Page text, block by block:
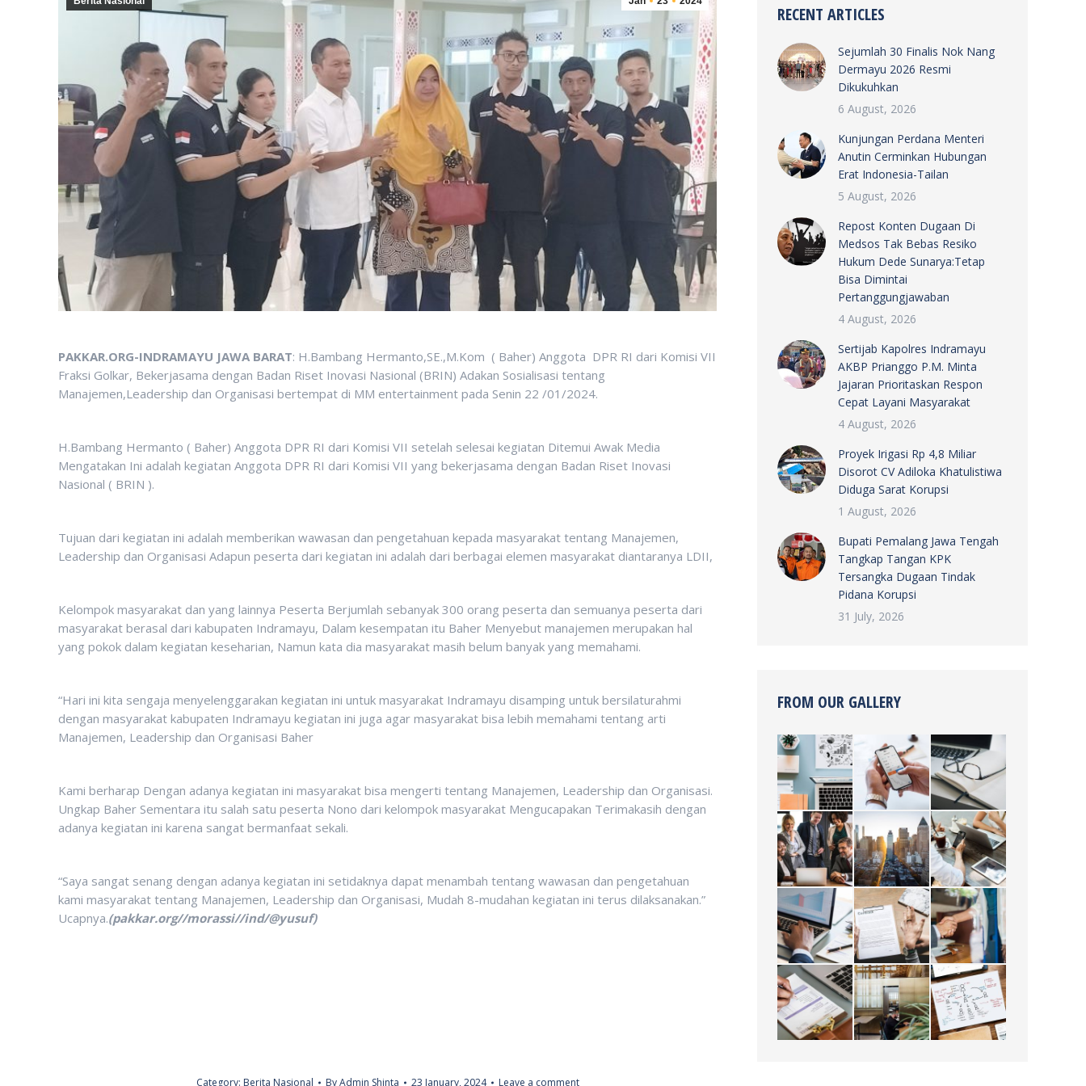
PAKKAR.ORG-INDRAMAYU JAWA BARAT: H.Bambang Hermanto,SE.,M.Kom ( Baher) Anggota DPR RI dari Komisi VII
Fraksi Golkar, Bekerjasama dengan Badan Riset Inovasi Nasional (BRIN) Adakan Sosialisasi tentang
Manajemen,Leadership dan Organisasi bertempat di MM entertainment pada Senin 22 /01/2024.
H.Bambang Hermanto ( Baher) Anggota DPR RI dari Komisi VII setelah selesai kegiatan Ditemui Awak Media
Mengatakan Ini adalah kegiatan Anggota DPR RI dari Komisi VII yang bekerjasama dengan Badan Riset Inovasi
Nasional ( BRIN ).
Tujuan dari kegiatan ini adalah memberikan wawasan dan pengetahuan kepada masyarakat tentang Manajemen,
Leadership dan Organisasi Adapun peserta dari kegiatan ini adalah dari berbagai elemen masyarakat diantaranya LDII,
Kelompok masyarakat dan yang lainnya Peserta Berjumlah sebanyak 300 orang peserta dan semuanya peserta dari
masyarakat berasal dari kabupaten Indramayu, Dalam kesempatan itu Baher Menyebut manajemen merupakan hal
yang pokok dalam kegiatan keseharian, Namun kata dia masyarakat masih belum banyak yang memahami.
“Hari ini kita sengaja menyelenggarakan kegiatan ini untuk masyarakat Indramayu disamping untuk bersilaturahmi
dengan masyarakat kabupaten Indramayu kegiatan ini juga agar masyarakat bisa lebih memahami tentang arti
Manajemen, Leadership dan Organisasi Baher
Kami berharap Dengan adanya kegiatan ini masyarakat bisa mengerti tentang Manajemen, Leadership dan Organisasi.
Ungkap Baher Sementara itu salah satu peserta Nono dari kelompok masyarakat Mengucapakan Terimakasih dengan
adanya kegiatan ini karena sangat bermanfaat sekali.
“Saya sangat senang dengan adanya kegiatan ini setidaknya dapat menambah tentang wawasan dan pengetahuan
kami masyarakat tentang Manajemen, Leadership dan Organisasi, Mudah 8-mudahan kegiatan ini terus dilaksanakan.”
Ucapnya.(pakkar.org//morassi//ind/@yusuf)
Category: Berita Nasional ByAdmin Shinta 23 January, 2024 Leave a comment
RECENT ARTICLES
Sejumlah 30 Finalis Nok Nang
Dermayu 2026 Resmi
Dikukuhkan
6 August, 2026
Kunjungan Perdana Menteri
Anutin Cerminkan Hubungan
Erat Indonesia-Tailan
5 August, 2026
Repost Konten Dugaan Di
Medsos Tak Bebas Resiko
Hukum Dede Sunarya:Tetap
Bisa Dimintai
Pertanggungjawaban
4 August, 2026
Sertijab Kapolres Indramayu
AKBP Prianggo P.M. Minta
Jajaran Prioritaskan Respon
Cepat Layani Masyarakat
4 August, 2026
Proyek Irigasi Rp 4,8 Miliar
Disorot CV Adiloka Khatulistiwa
Diduga Sarat Korupsi
1 August, 2026
Bupati Pemalang Jawa Tengah
Tangkap Tangan KPK
Tersangka Dugaan Tindak
Pidana Korupsi
31 July, 2026
FROM OUR GALLERY